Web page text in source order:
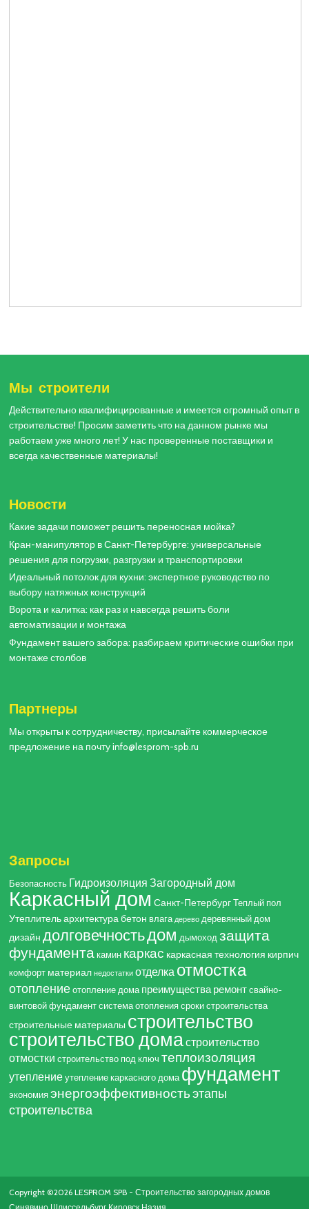
Мы строители
Действительно квалифицированные и имеется огромный опыт в
строительстве! Просим заметить что на данном рынке мы
работаем уже много лет! У нас проверенные поставщики и
всегда качественные материалы!
Новости
Какие задачи поможет решить переносная мойка?
Кран-манипулятор в Санкт-Петербурге: универсальные
решения для погрузки, разгрузки и транспортировки
Идеальный потолок для кухни: экспертное руководство по
выбору натяжных конструкций
Ворота и калитка: как раз и навсегда решить боли
автоматизации и монтажа
Фундамент вашего забора: разбираем критические ошибки при
монтаже столбов
Партнеры
Мы открыты к сотрудничеству, присылайте коммерческое
предложение на почту info@lesprom-spb.ru
Запросы
Безопасность Гидроизоляция Загородный дом
Каркасный дом Санкт-Петербург Теплый пол
Утеплительархитектурабетон влага дерево деревянный дом
дизайн долговечностьдом дымоход защита
фундамента камин каркас каркасная технология кирпич
комфорт материал недостатки отделка отмостка
отопление отопление дома преимуществаремонт свайно-
винтовой фундамент система отопления сроки строительства
строительные материалы строительство
строительство домастроительство
отмостки строительство под ключ теплоизоляция
утепление утепление каркасного дома фундамент
экономия энергоэффективность этапы
строительства
Copyright ©2026 LESPROM SPB - Строительство загородных домов